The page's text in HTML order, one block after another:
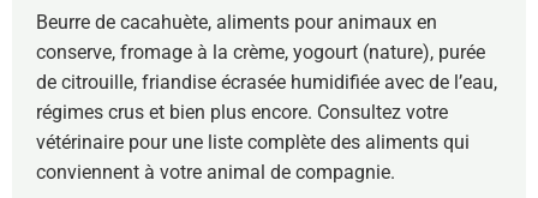
Beurre de cacahuète, aliments pour animaux en
conserve, fromage à la crème, yogourt (nature), purée
de citrouille, friandise écrasée humidifiée avec de l’eau,
régimes crus et bien plus encore. Consultez votre
vétérinaire pour une liste complète des aliments qui
conviennent à votre animal de compagnie.